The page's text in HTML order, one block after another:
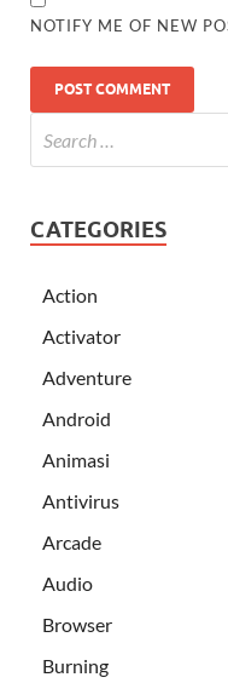
NOTIFY ME OF NEW
CATEGORIES
Action
Activator
Adventure
Android
Animasi
Antivirus
Arcade
Audio
Browser
Burning